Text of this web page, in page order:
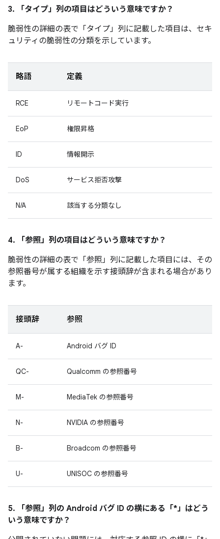
3. 「タイプ」 列の項目はどういう意味ですか？
脆弱性の詳細の表で「タイプ」 列に記載した項目は、セキ
ュリティの脆弱性の分類を示しています。
略語 定義
RCE リモートコード実行
EoP 権限昇格
ID 情報開示
DoS サービス拒否攻撃
N/A 該当する分類なし
4. 「参照」 列の項目はどういう意味ですか？
脆弱性の詳細の表で「参照」 列に記載した項目には、その
参照番号が属する組織を示す接頭辞が含まれる場合があり
ます。
接頭辞 参照
A- Android バグ ID
QC- Qualcomm の参照番号
M- MediaTek の参照番号
N- NVIDIA の参照番号
B- Broadcom の参照番号
U- UNISOC の参照番号
5. 「参照」 列の Android バグ ID の横にある「*」はどう
いう意味ですか？